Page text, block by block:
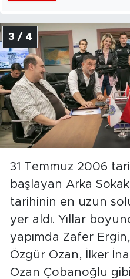
3 / 4
31 Temmuz 2006
başlayan Arka
tarihinin en uzun
yer aldı. Yıllar
yapımda Zafer
Özgür Ozan, İlker
Ozan Çobanoğlu